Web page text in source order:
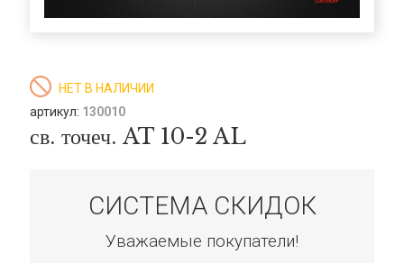
НЕТ В НАЛИЧИИ
артикул: 130010
св. точеч. AT 10-2 AL
СИСТЕМА СКИДОК
Уважаемые покупатели!